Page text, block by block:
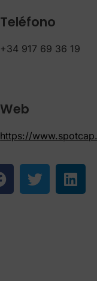
Teléfono
+34 917 69 36 19
Web
https://